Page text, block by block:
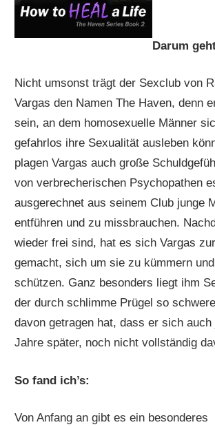
Darum
Nicht umsonst trägt der Sexclub von
Vargas den Namen The Haven, denn
sein, an dem homosexuelle Männer
gefahrlos ihre Sexualität ausleben
plagen Vargas auch große
von verbrecherischen Psychopathen
ausgerechnet aus seinem Club junge
entführen und zu missbrauchen.
wieder frei sind, hat es sich Vargas
gemacht, sich um sie zu kümmern
schützen. Ganz besonders liegt ihm
der durch schlimme Prügel so
davon getragen hat, dass er sich
Jahre später, noch nicht vollständig
So fand ich’s:
Von Anfang an gibt es ein besonderes